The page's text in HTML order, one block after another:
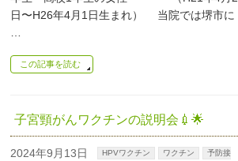
日〜H26年4月1日生まれ） 当院では堺市に
…
この記事を読む
子宮頸がんワクチンの説明会💉🌟
2024年9月13日 HPVワクチン ワクチン
予防接